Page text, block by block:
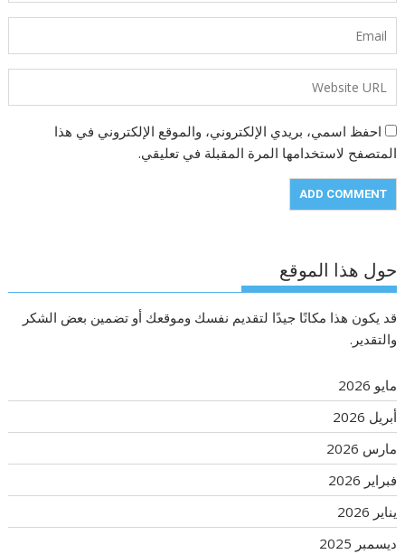
احفظ اسمي، بريدي الإلكتروني، والموقع الإلكتروني في هذا
المتصفح لاستخدامها المرة المقبلة في تعليقي.
حول هذا الموقع
قد يكون هذا مكانًا جيدًا لتقديم نفسك وموقعك أو تضمين بعض الشكر
والتقدير.
مايو 2026
أبريل 2026
مارس 2026
فبراير 2026
يناير 2026
ديسمبر 2025